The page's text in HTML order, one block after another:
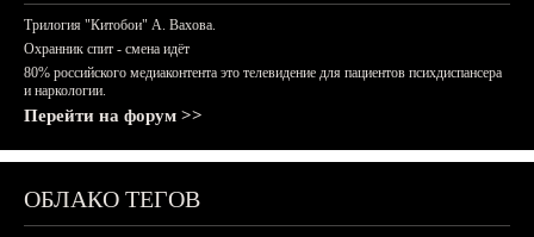
Трилогия "Китобои" А. Вахова.
Охранник спит - смена идёт
80% российского медиаконтента это телевидение для пациентов психдиспансера
и наркологии.
Перейти на форум >>
ОБЛАКО ТЕГОВ